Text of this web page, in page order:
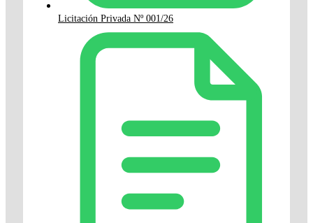
Licitación Privada Nº 001/26